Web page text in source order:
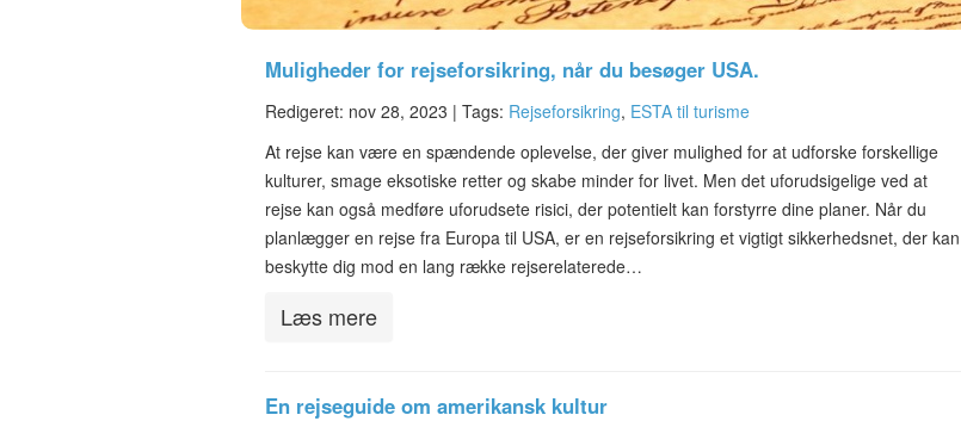
Muligheder for rejseforsikring, når du besøger USA.
Redigeret: nov 28, 2023 | Tags: Rejseforsikring, ESTA til turisme
At rejse kan være en spændende oplevelse, der giver mulighed for at udforske forskellige
kulturer, smage eksotiske retter og skabe minder for livet. Men det uforudsigelige ved at
rejse kan også medføre uforudsete risici, der potentielt kan forstyrre dine planer. Når du
planlægger en rejse fra Europa til USA, er en rejseforsikring et vigtigt sikkerhedsnet, der kan
beskytte dig mod en lang række rejserelaterede…
Læs mere
En rejseguide om amerikansk kultur